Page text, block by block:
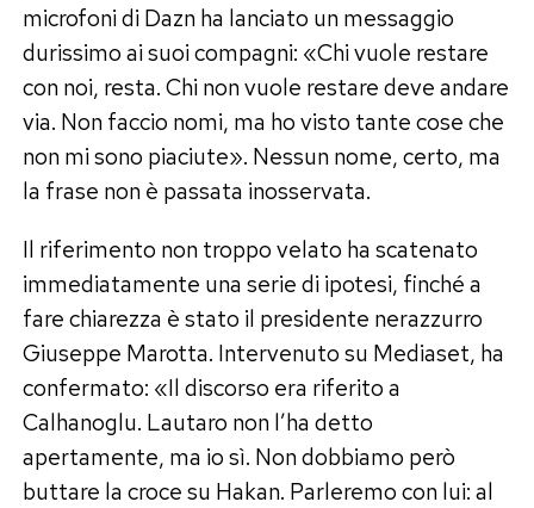
microfoni di Dazn ha lanciato un messaggio
durissimo ai suoi compagni: «Chi vuole restare
con noi, resta. Chi non vuole restare deve andare
via. Non faccio nomi, ma ho visto tante cose che
non mi sono piaciute». Nessun nome, certo, ma
la frase non è passata inosservata.
Il riferimento non troppo velato ha scatenato
immediatamente una serie di ipotesi, finché a
fare chiarezza è stato il presidente nerazzurro
Giuseppe Marotta. Intervenuto su Mediaset, ha
confermato: «Il discorso era riferito a
Calhanoglu. Lautaro non l’ha detto
apertamente, ma io sì. Non dobbiamo però
buttare la croce su Hakan. Parleremo con lui: al